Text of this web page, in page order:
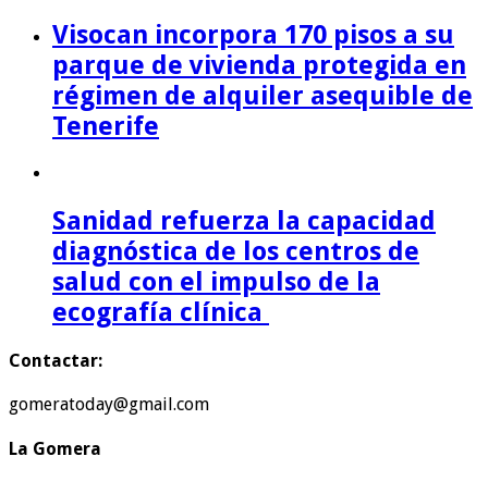
Visocan incorpora 170 pisos a su
parque de vivienda protegida en
régimen de alquiler asequible de
Tenerife
Sanidad refuerza la capacidad
diagnóstica de los centros de
salud con el impulso de la
ecografía clínica
Contactar:
gomeratoday@gmail.com
La Gomera